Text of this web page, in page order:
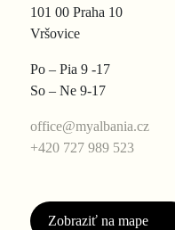
101 00 Praha 10
Vršovice
Po – Pia 9 -17
So – Ne 9-17
office@myalbania.cz
+420 727 989 523
Zobraziť na mape